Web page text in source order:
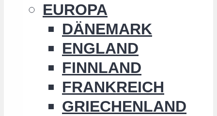
EUROPA
DÄNEMARK
ENGLAND
FINNLAND
FRANKREICH
GRIECHENLAND